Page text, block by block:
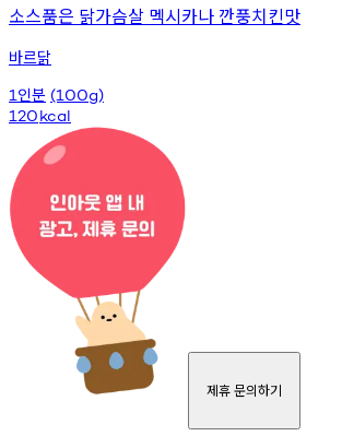
소스품은 닭가슴살 멕시카나 깐풍치킨맛
바르닭
1 인분 (100g)
120kcal
제휴 문의하기